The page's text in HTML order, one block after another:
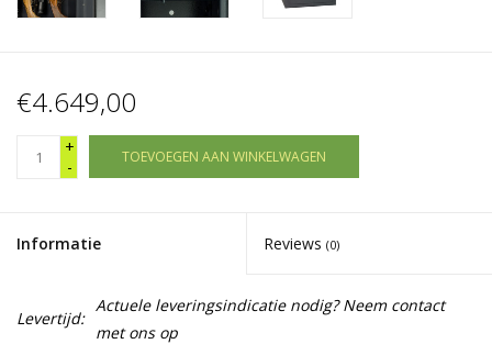
€4.649,00
+
-
TOEVOEGEN AAN WINKELWAGEN
Informatie Reviews (0)
Levertijd:
Actuele leveringsindicatie nodig? Neem contact
met ons op